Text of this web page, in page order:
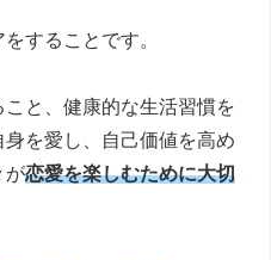
することです。
と、健康的な生活習慣を
を愛し、自己価値を高め
が恋愛を楽しむために大切